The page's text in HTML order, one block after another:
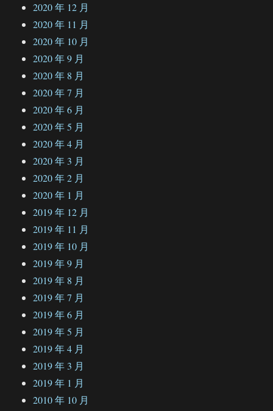
2020 年 12 月
2020 年 11 月
2020 年 10 月
2020 年 9 月
2020 年 8 月
2020 年 7 月
2020 年 6 月
2020 年 5 月
2020 年 4 月
2020 年 3 月
2020 年 2 月
2020 年 1 月
2019 年 12 月
2019 年 11 月
2019 年 10 月
2019 年 9 月
2019 年 8 月
2019 年 7 月
2019 年 6 月
2019 年 5 月
2019 年 4 月
2019 年 3 月
2019 年 1 月
2010 年 10 月